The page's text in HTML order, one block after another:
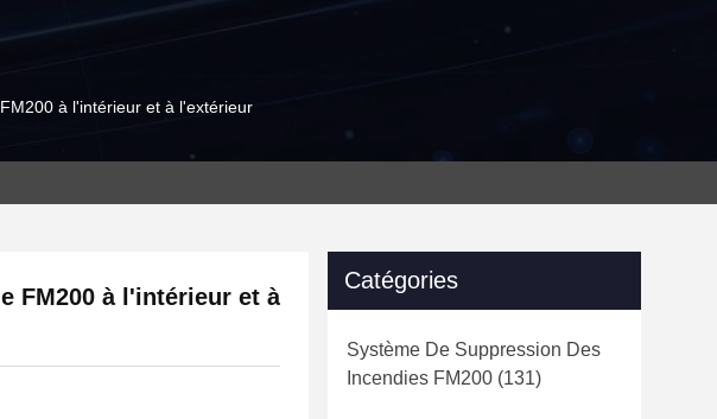
à l'intérieur et à l'extérieur
FM200 à l'intérieur et à
Catégories
Système De Suppression Des
Incendies FM200 (131)